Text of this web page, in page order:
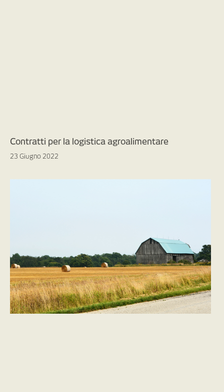
Contratti per la logistica agroalimentare
23 Giugno 2022